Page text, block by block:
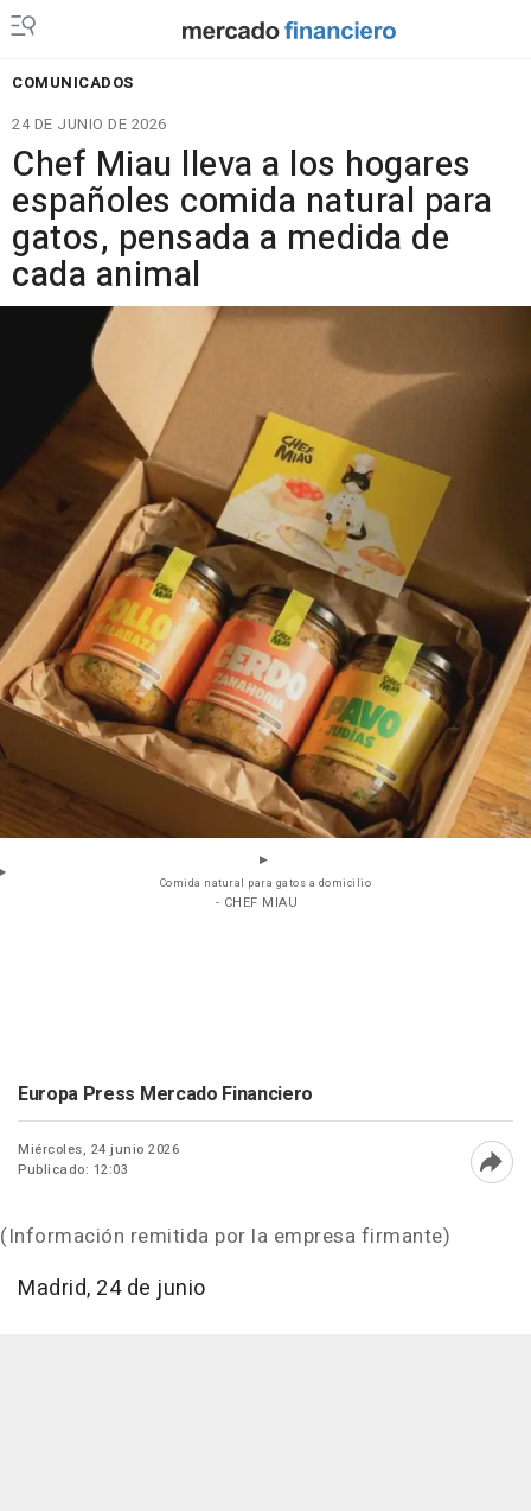
COMUNICADOS
24 DE JUNIO DE 2026
Chef Miau lleva a los hogares
españoles comida natural para
gatos, pensada a medida de
cada animal
Comida natural para gatos a domicilio
- CHEF MIAU
Europa Press Mercado Financiero
Miércoles, 24 junio 2026
Publicado: 12:03
(Información remitida por la empresa firmante)
Madrid, 24 de junio